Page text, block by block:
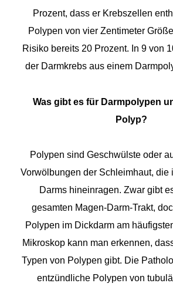
Prozent, dass er Krebszellen
Polypen von vier Zentimeter
Risiko bereits 20 Prozent. In 9 von
der Darmkrebs aus einem
Was gibt es für Darmpolypen
Polyp?
Polypen sind Geschwülste oder
Vorwölbungen der Schleimhaut, die
Darms hineinragen. Zwar gibt
gesamten Magen-Darm-Trakt,
Polypen im Dickdarm am
Mikroskop kann man erkennen,
Typen von Polypen gibt. Die
entzündliche Polypen von